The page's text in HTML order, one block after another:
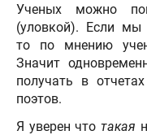
Ученых можно
(уловкой). Если
то по мнению
Значит
получать в
поэтов.
Я уверен что такая